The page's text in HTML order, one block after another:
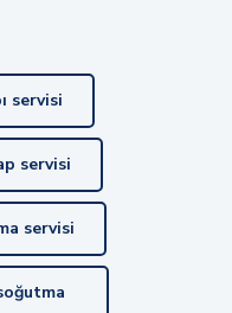
servisi
servisi
servisi